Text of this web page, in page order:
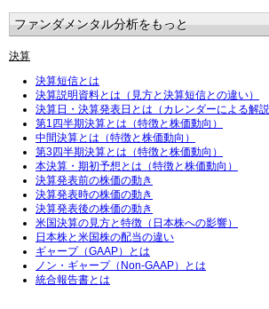
ファンダメンタル分析をもっと
決算
決算短信とは
決算説明資料とは（見方と決算短信との違い）
決算日・決算発表日とは（カレンダーによる解説
第1四半期決算とは（特徴と株価動向）
中間決算とは（特徴と株価動向）
第3四半期決算とは（特徴と株価動向）
本決算・期初予想とは（特徴と株価動向）
決算発表前の株価の動き
決算発表時の株価の動き
決算発表後の株価の動き
米国決算の見方と特徴（日本株への影響）
日本株と米国株の配当の違い
ギャープ（GAAP）とは
ノン・ギャープ（Non-GAAP）とは
統合報告書とは